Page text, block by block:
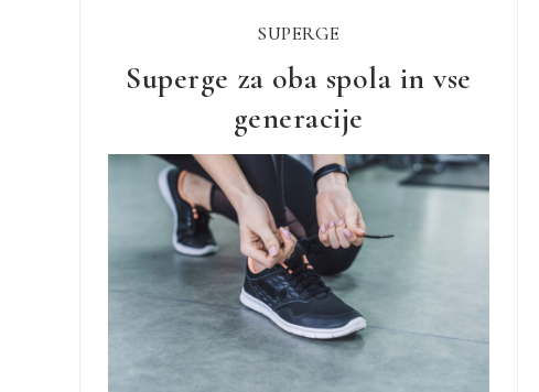
SUPERGE
Superge za oba spola in vse
generacije